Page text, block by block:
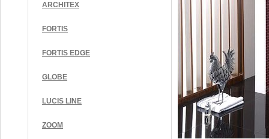
ARCHITEX
FORTIS
FORTIS EDGE
GLOBE
LUCIS LINE
ZOOM